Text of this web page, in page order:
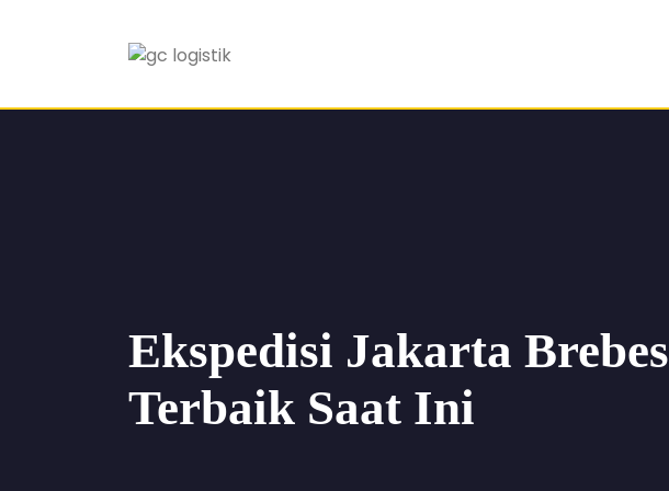
Ekspedisi Jakarta Brebes
Terbaik Saat Ini